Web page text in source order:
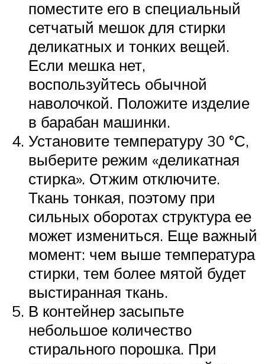
поместите его в специальный
сетчатый мешок для стирки
деликатных и тонких вещей.
Если мешка нет,
воспользуйтесь обычной
наволочкой. Положите изделие
в барабан машинки.
Установите температуру 30 °С,
выберите режим «деликатная
стирка». Отжим отключите.
Ткань тонкая, поэтому при
сильных оборотах структура ее
может измениться. Еще важный
момент: чем выше температура
стирки, тем более мятой будет
выстиранная ткань.
В контейнер засыпьте
небольшое количество
стирального порошка. При